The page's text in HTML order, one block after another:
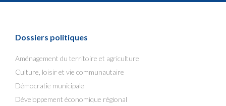
Dossiers politiques
Aménagement du territoire et agriculture
Culture, loisir et vie communautaire
Démocratie municipale
Développement économique régional